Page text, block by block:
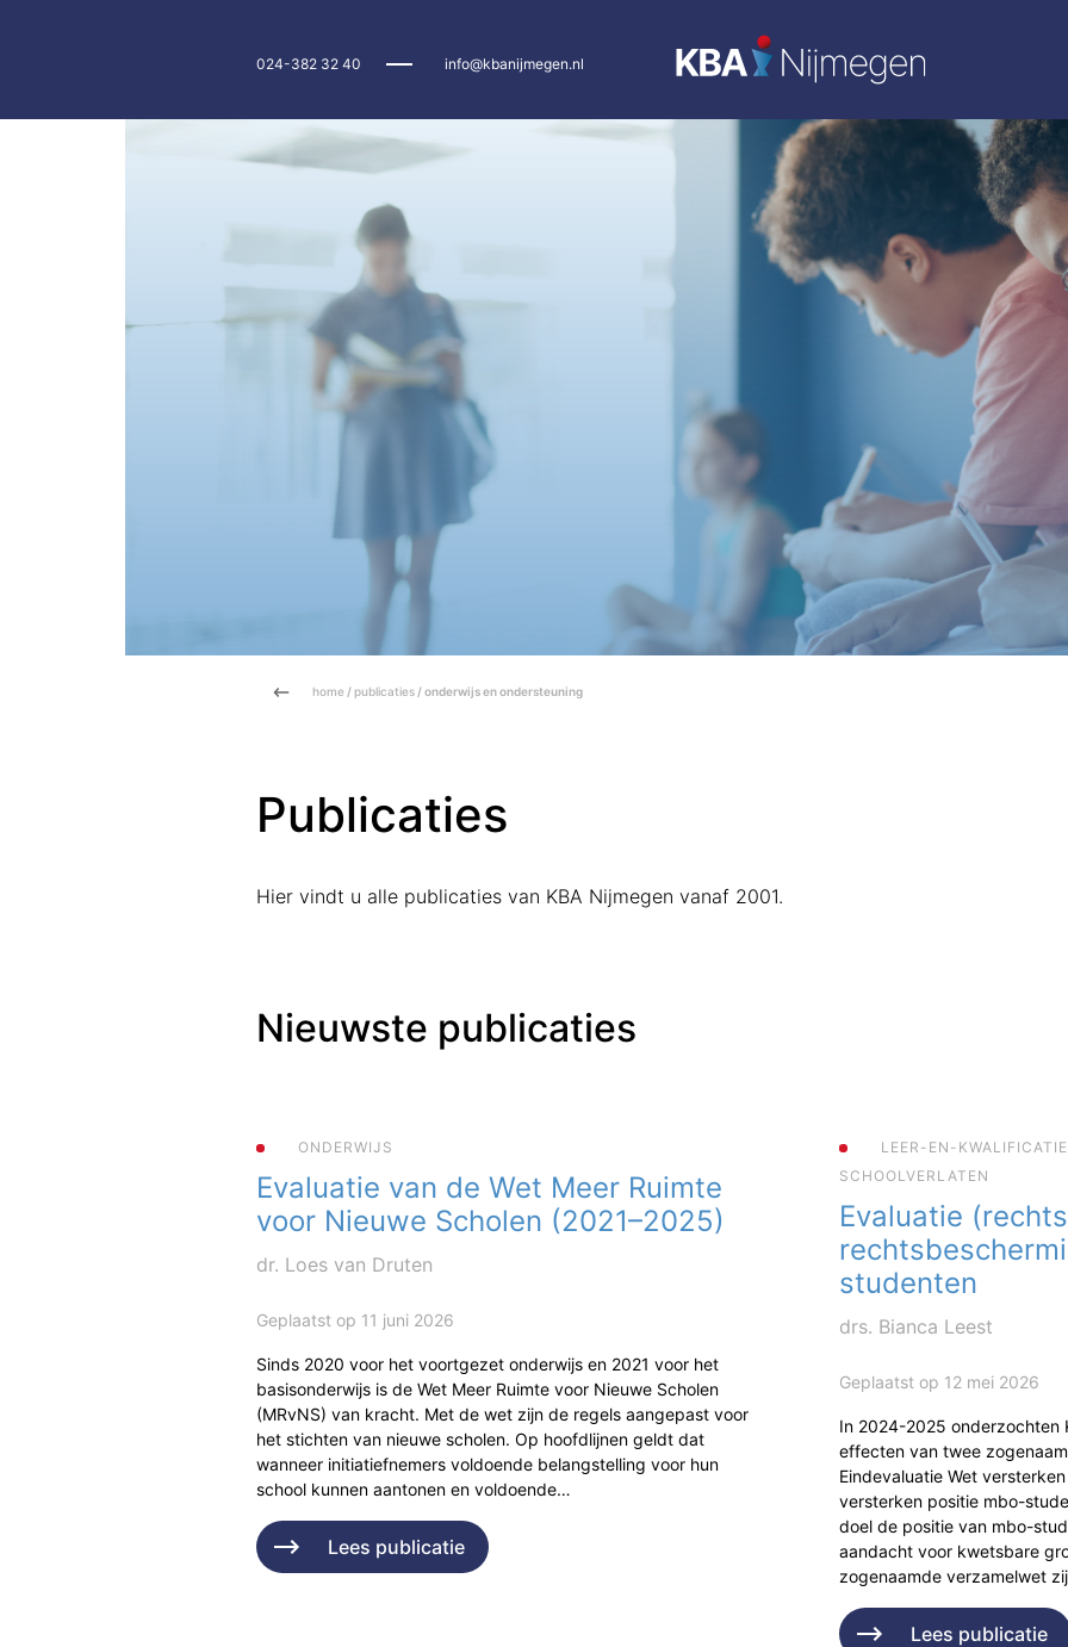
024-382 32 40 info@kbanijmegen.nl
home / publicaties/ onderwijs en ondersteuning
Publicaties
Hier vindt u alle publicaties van KBA Nijmegen vanaf 2001.
Nieuwste publicaties
ONDERWIJS
Evaluatie van de Wet Meer Ruimte
voor Nieuwe Scholen (2021–2025)
dr. Loes van Druten
Geplaatst op 11 juni 2026
Sinds 2020 voor het voortgezet onderwijs en 2021 voor het
basisonderwijs is de Wet Meer Ruimte voor Nieuwe Scholen
(MRvNS) van kracht. Met de wet zijn de regels aangepast voor
het stichten van nieuwe scholen. Op hoofdlijnen geldt dat
wanneer initiatiefnemers voldoende belangstelling voor hun
school kunnen aantonen en voldoende…
Lees publicatie
LEER-EN-
SCHOOLVERLATEN
Evaluatie
studenten
drs. Bianca Leest
Geplaatst op 12 mei 2026
In 2024-2025 onderzochten
effecten van twee
Eindevaluatie Wet
versterken positie mbo-
doel de positie van mbo-
aandacht voor kwetsbare
zogenaamde verzamelwet
Lees publicatie